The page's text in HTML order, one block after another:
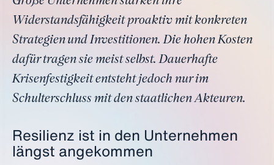
Widerstandsfähigkeit proaktiv mit konkreten
Strategien und Investitionen. Die hohen Kosten
dafür tragen sie meist selbst. Dauerhafte
Krisenfestigkeit entsteht jedoch nur im
Schulterschluss mit den staatlichen Akteuren.
Resilienz ist in den Unternehmen
längst angekommen